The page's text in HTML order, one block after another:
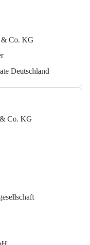
Co. KG
Deutschland
Co. KG